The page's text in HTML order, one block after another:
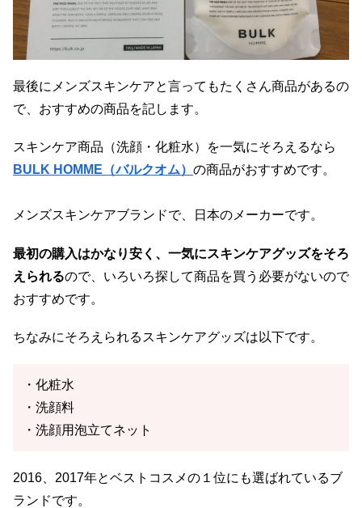
最後にメンズスキンケアと言ってもたくさん商品があるの
で、おすすめの商品を記します。
スキンケア商品（洗顔・化粧水）を一気にそろえるなら
BULK HOMME（バルクオム） の商品がおすすめです。
メンズスキンケアブランドで、日本のメーカーです。
最初の購入はかなり安く、一気にスキンケアグッズをそろ
えられるので、いろいろ探して商品を買う必要がないので
おすすめです。
ちなみにそろえられるスキンケアグッズは以下です。
・化粧水
・洗顔料
・洗顔用泡立てネット
2016、2017年とベストコスメの１位にも選ばれているブ
ランドです。